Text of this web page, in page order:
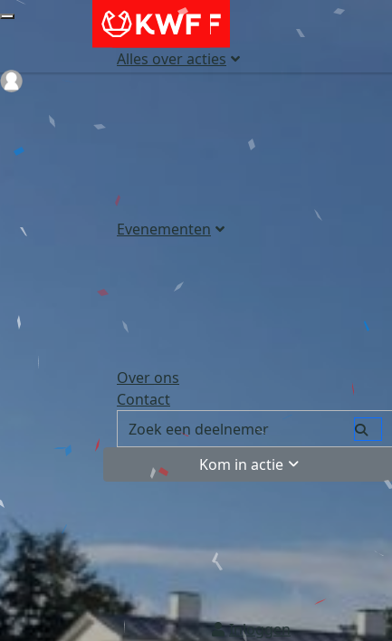
Alles over acties
Evenementen
Over ons
Contact
Kom in actie
Inloggen